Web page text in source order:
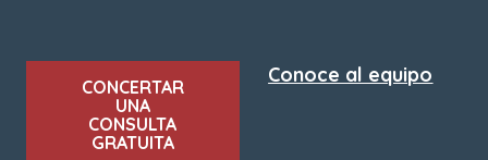
CONCERTAR
UNA
CONSULTA
GRATUITA
Conoce al equipo